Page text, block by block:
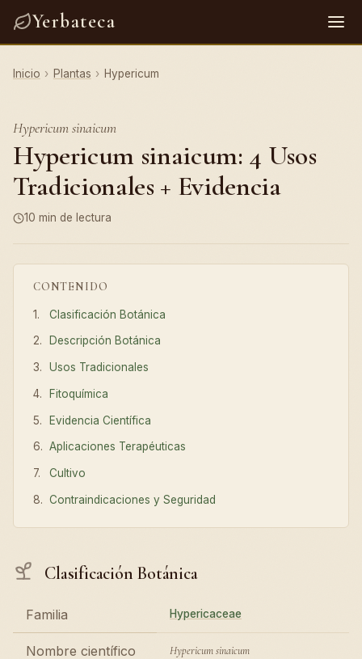
Yerbateca
Inicio › Plantas › Hypericum
Hypericum sinaicum
Hypericum sinaicum: 4 Usos
Tradicionales + Evidencia
10 min de lectura
CONTENIDO
Clasificación Botánica
Descripción Botánica
Usos Tradicionales
Fitoquímica
Evidencia Científica
Aplicaciones Terapéuticas
Cultivo
Contraindicaciones y Seguridad
Clasificación Botánica
Familia Hypericaceae
Nombre científico Hypericum sinaicum